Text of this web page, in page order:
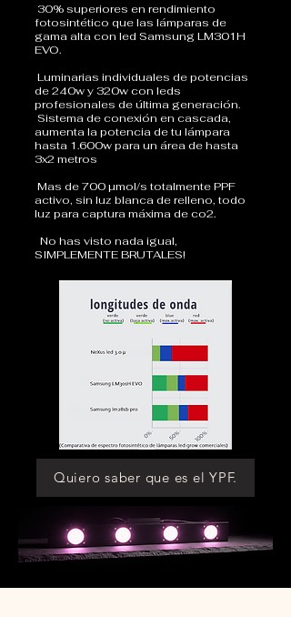
30% superiores en rendimiento
fotosintético que las lámparas de
gama alta con led Samsung LM301H
EVO.
Luminarias individuales de potencias
de 240w y 320w con leds
profesionales de última generación.
Sistema de conexión en cascada,
aumenta la potencia de tu lámpara
hasta 1.600w para un área de hasta
3x2 metros
Mas de 700 µmol/s totalmente PPF
activo, sin luz blanca de relleno, todo
luz para captura máxima de co2.
No has visto nada igual,
SIMPLEMENTE BRUTALES!
Quiero saber que es el YPF.